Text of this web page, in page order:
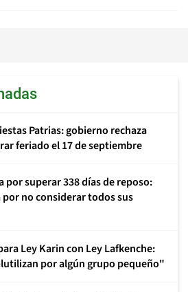
Patrias: gobierno rechaza
feriado el 17 de septiembre
por superar 338 días de reposo:
no considerar todos sus
Ley Karin con Ley Lafkenche:
por algún grupo pequeño"